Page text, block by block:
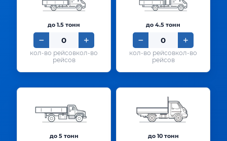
до 1.5 тонн
кол-во
рейсов
до 4.5 тонн
кол-во
рейсов
до 5 тонн до 10 тонн